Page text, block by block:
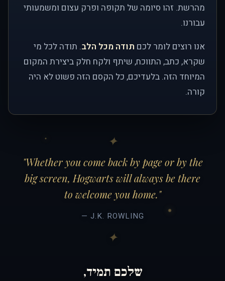
מהרשת. זהו סיומה של תקופה ופרק עצום ומשמעותי
עבורנו.
אנו רוצים לומר לכם תודה מכל הלב. תודה לכל מי
שקרא, כתב, התווכח, שיתף ולקח חלק ביצירת המקום
המיוחד הזה. בלעדיכם, כל הקסם הזה פשוט לא היה
קורה.
"Whether you come back by page or by the
big screen, Hogwarts will always be there
to welcome you home."
— J.K. ROWLING
שלכם תמיד,